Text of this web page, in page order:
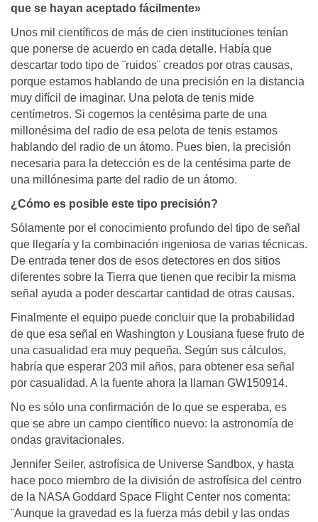
que se hayan aceptado fácilmente»
Unos mil científicos de más de cien instituciones tenían
que ponerse de acuerdo en cada detalle. Había que
descartar todo tipo de ¨ruidos¨ creados por otras causas,
porque estamos hablando de una precisión en la distancia
muy difícil de imaginar. Una pelota de tenis mide
centímetros. Si cogemos la centésima parte de una
millonésima del radio de esa pelota de tenis estamos
hablando del radio de un átomo. Pues bien, la precisión
necesaria para la detección es de la centésima parte de
una millónesima parte del radio de un átomo.
¿Cómo es posible este tipo precisión?
Sólamente por el conocimiento profundo del tipo de señal
que llegaría y la combinación ingeniosa de varias técnicas.
De entrada tener dos de esos detectores en dos sitios
diferentes sobre la Tierra que tienen que recibir la misma
señal ayuda a poder descartar cantidad de otras causas.
Finalmente el equipo puede concluir que la probabilidad
de que esa señal en Washington y Lousiana fuese fruto de
una casualidad era muy pequeña. Según sus cálculos,
habría que esperar 203 mil años, para obtener esa señal
por casualidad. A la fuente ahora la llaman GW150914.
No es sólo una confirmación de lo que se esperaba, es
que se abre un campo científico nuevo: la astronomía de
ondas gravitacionales.
Jennifer Seiler, astrofísica de Universe Sandbox, y hasta
hace poco miembro de la división de astrofísica del centro
de la NASA Goddard Space Flight Center nos comenta:
¨Aunque la gravedad es la fuerza más debil y las ondas